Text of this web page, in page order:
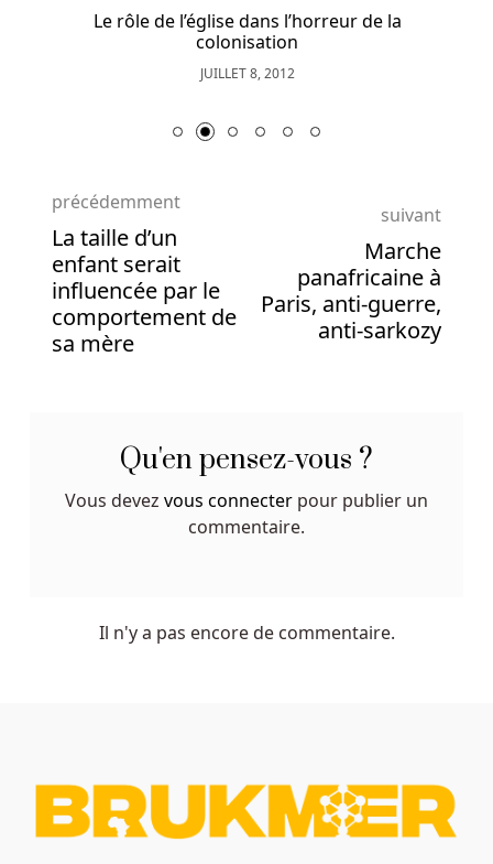
Le rôle de l’église dans l’horreur de la
colonisation
JUILLET 8, 2012
précédemment
La taille d’un
enfant serait
influencée par le
comportement de
sa mère
suivant
Marche
panafricaine à
Paris, anti-guerre,
anti-sarkozy
Qu'en pensez-vous ?
Vous devez vous connecter pour publier un
commentaire.
Il n'y a pas encore de commentaire.